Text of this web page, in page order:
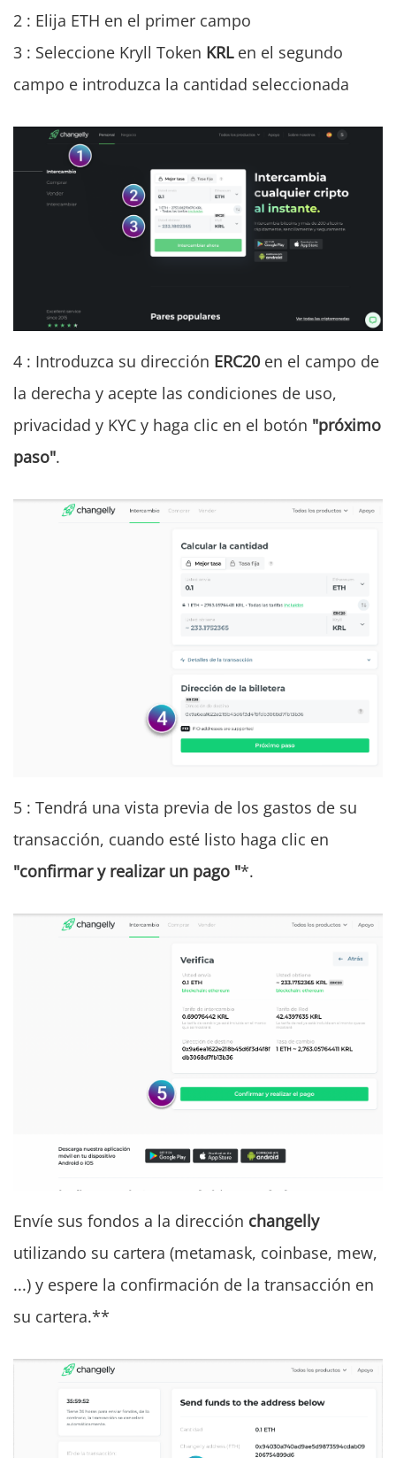
2 : Elija ETH en el primer campo
3 : Seleccione Kryll Token KRLen el segundo
campo e introduzca la cantidad seleccionada
4 : Introduzca su dirección ERC20 en el campo de
la derecha y acepte las condiciones de uso,
privacidad y KYC y haga clic en el botón "próximo
paso".
5 : Tendrá una vista previa de los gastos de su
transacción, cuando esté listo haga clic en
"confirmar y realizar un pago "*.
Envíe sus fondos a la dirección changelly
utilizando su cartera (metamask, coinbase, mew,
...) y espere la confirmación de la transacción en
su cartera.**